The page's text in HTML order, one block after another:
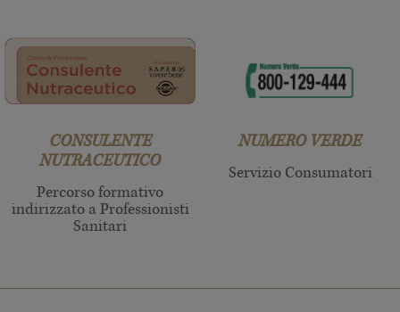
CONSULENTE
NUTRACEUTICO
Percorso formativo
indirizzato a Professionisti
Sanitari
NUMERO VERDE
Servizio Consumatori